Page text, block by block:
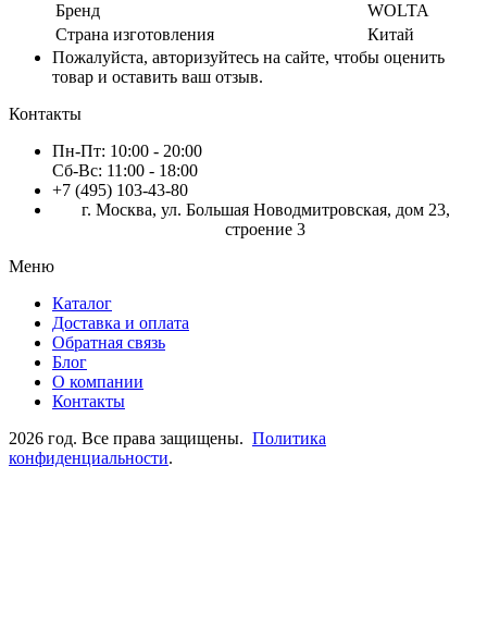
Бренд
WOLTA
Страна изготовления
Китай
Пожалуйста, авторизуйтесь на сайте, чтобы оценить
товар и оставить ваш отзыв.
Контакты
Пн-Пт: 10:00 - 20:00
Сб-Вс: 11:00 - 18:00
+7 (495) 103-43-80
г. Москва, ул. Большая Новодмитровская, дом 23,
строение 3
Меню
Каталог
Доставка и оплата
Обратная связь
Блог
О компании
Контакты
2026 год. Все права защищены. Политика
конфиденциальности.